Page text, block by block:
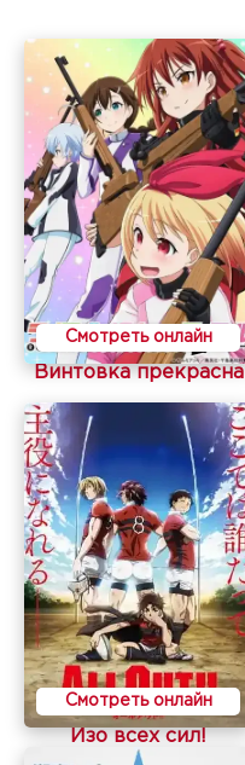
Смотреть онлайн
Винтовка прекрасна
Смотреть онлайн
Изо всех сил!